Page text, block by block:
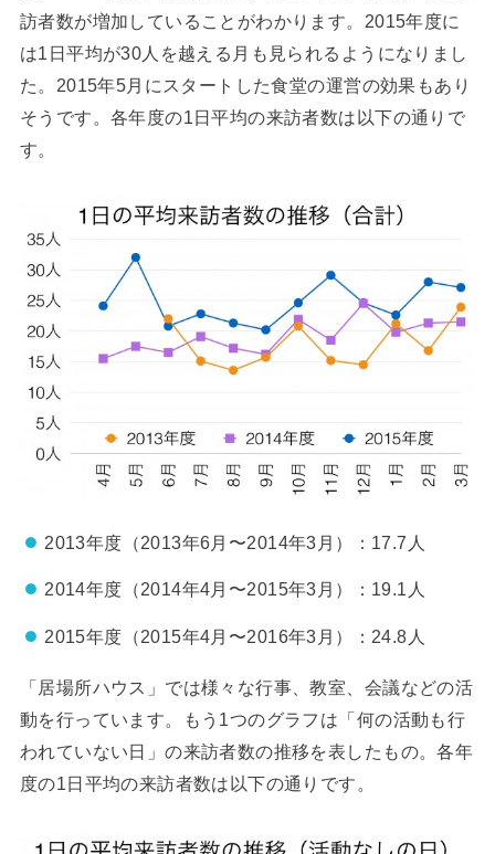
訪者数が増加していることがわかります。2015年度に
は1日平均が30人を越える月も見られるようになりまし
た。2015年5月にスタートした食堂の運営の効果もあり
そうです。各年度の1日平均の来訪者数は以下の通りで
す。
2013年度（2013年6月〜2014年3月）：17.7人
2014年度（2014年4月〜2015年3月）：19.1人
2015年度（2015年4月〜2016年3月）：24.8人
「居場所ハウス」では様々な行事、教室、会議などの活
動を行っています。もう1つのグラフは「何の活動も行
われていない日」の来訪者数の推移を表したもの。各年
度の1日平均の来訪者数は以下の通りです。